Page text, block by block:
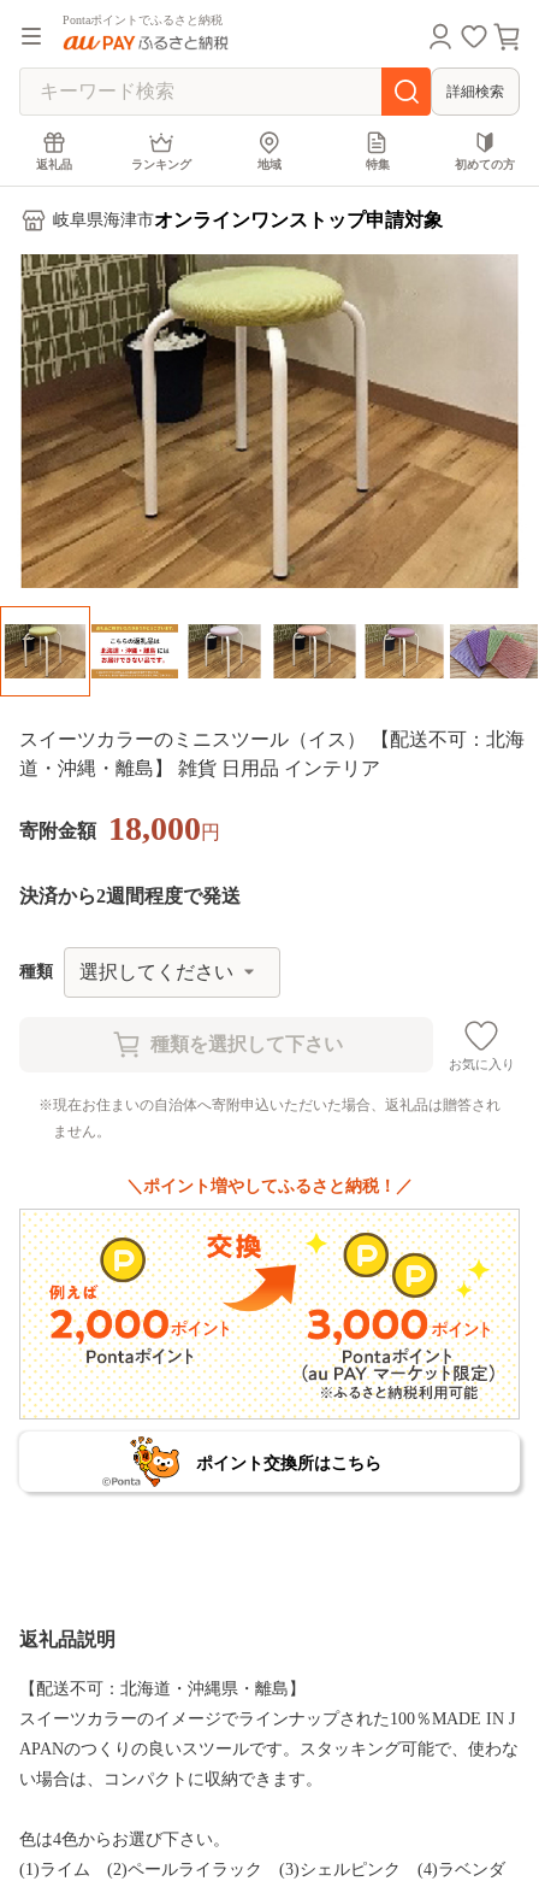
Pontaポイントでふるさと納税
詳細検索
返礼品 ランキング 地域 特集 初めての方
岐阜県海津市オンラインワンストップ申請対象
スイーツカラーのミニスツール（イス） 【配送不可：北海
道・沖縄・離島】 雑貨 日用品 インテリア
寄附金額 18,000円
決済から2週間程度で発送
種類
お気に入り
現在お住まいの自治体へ寄附申込いただいた場合、返礼品は贈答され
ません。
＼ポイント増やしてふるさと納税！／
ポイント交換所はこちら
返礼品説明
【配送不可：北海道・沖縄県・離島】
スイーツカラーのイメージでラインナップされた100％MADE IN J
APANのつくりの良いスツールです。スタッキング可能で、使わな
い場合は、コンパクトに収納できます。
色は4色からお選び下さい。
(1)ライム (2)ペールライラック (3)シェルピンク (4)ラベンダ